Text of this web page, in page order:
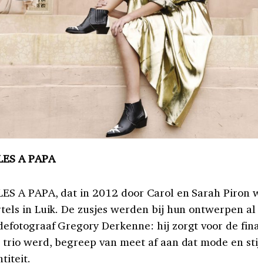
A PAPA
A PAPA, dat in 2012 door Carol en Sarah
in Luik. De zusjes werden bij hun ontwerpen al
Gregory Derkenne: hij zorgt voor de
trio werd, begreep van meet af aan dat mode en